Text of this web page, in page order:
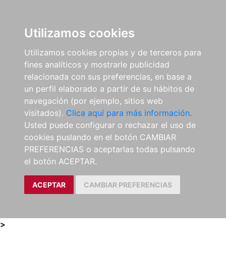
Utilizamos cookies
Utilizamos cookies propias y de terceros para
fines analíticos y mostrarle publicidad
relacionada con sus preferencias, en base a
un perfil elaborado a partir de su hábitos de
navegación (por ejemplo, sitios web
visitados). Clica aquí para más información.
Usted puede configurar o rechazar el uso de
cookies puslando en el botón CAMBIAR
PREFERENCIAS o aceptarlas todas pulsando
el botón ACEPTAR.
ACEPTAR CAMBIAR PREFERENCIAS
>